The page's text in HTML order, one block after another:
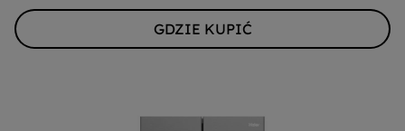
GDZIE KUPIĆ